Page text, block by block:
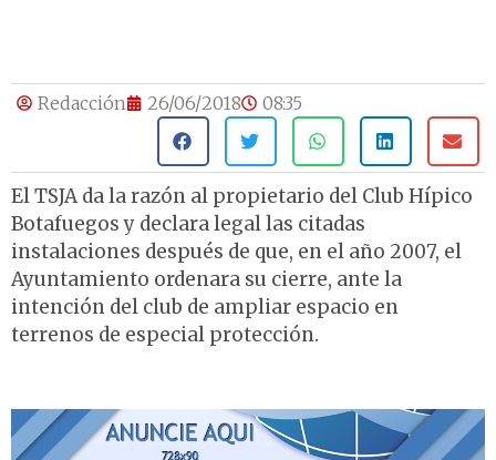
Redacción 26/06/2018 08:35
El TSJA da la razón al propietario del Club Hípico
Botafuegos y declara legal las citadas
instalaciones después de que, en el año 2007, el
Ayuntamiento ordenara su cierre, ante la
intención del club de ampliar espacio en
terrenos de especial protección.